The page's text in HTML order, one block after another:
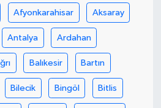
Afyonkarahisar Aksaray
Antalya Ardahan
Balıkesir Bartın
Bilecik Bingöl Bitlis